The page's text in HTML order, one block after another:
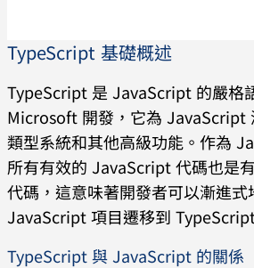
TypeScript 基礎概述
TypeScript 是 JavaScript 的嚴格
Microsoft 開發，它為 JavaScript
類型系統和其他高級功能。作為
所有有效的 JavaScript 代碼也是
代碼，這意味著開發者可以漸進式
JavaScript 項目遷移到
TypeScript 與 JavaScript 的關係